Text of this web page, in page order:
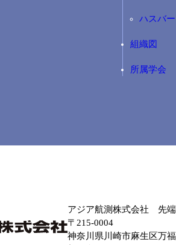
ハスバ
組織図
所属学会
アジア航測株式会社 先
〒215-0004
神奈川県川崎市麻生区万